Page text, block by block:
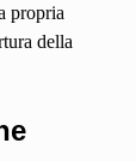
propria
della